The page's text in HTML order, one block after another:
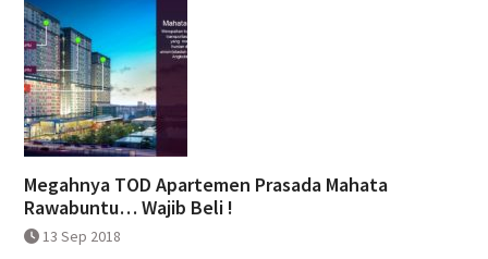
Megahnya TOD Apartemen Prasada Mahata
Rawabuntu… Wajib Beli !
13 Sep 2018